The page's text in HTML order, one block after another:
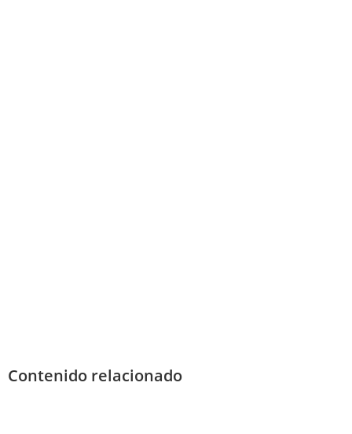
Contenido relacionado